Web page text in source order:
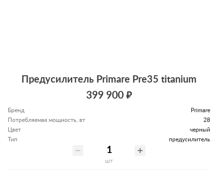
Предусилитель Primare Pre35 titanium
399 900 ₽
Бренд
Primare
Потребляемая мощность, вт
28
Цвет
черный
Тип
предусилитель
шт